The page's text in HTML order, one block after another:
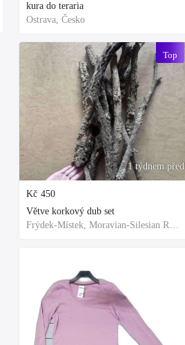
kura do teraria
Ostrava, Česko
1 týdnem před
Top
Kč 450
Větve korkový dub set
Frýdek-Místek, Moravian-Silesian Region,Others